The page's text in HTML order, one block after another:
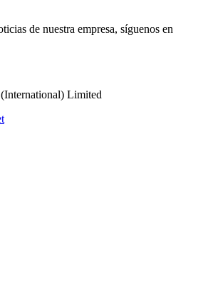
de nuestra empresa, síguenos en
Limited